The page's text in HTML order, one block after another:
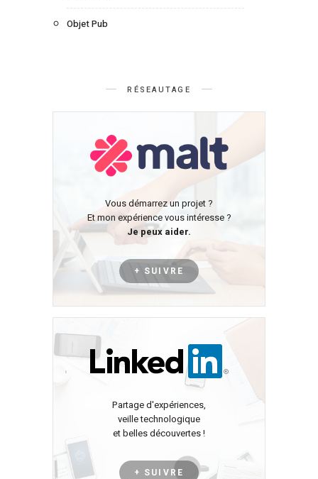
Objet Pub
RÉSEAUTAGE
Vous démarrez un projet ?
Et mon expérience vous intéresse ?
Je peux aider.
+ SUIVRE
Partage d'expériences,
veille technologique
et belles découvertes !
+ SUIVRE